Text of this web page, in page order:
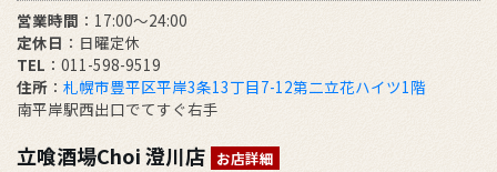
営業時間 ：17:00～24:00
定休日 ：日曜定休
TEL ：011-598-9519
住所 ： 札幌市豊平区平岸3条13丁目7-12第二立花ハイツ1階
南平岸駅西出口でてすぐ右手
立喰酒場Choi 澄川店 お店詳細